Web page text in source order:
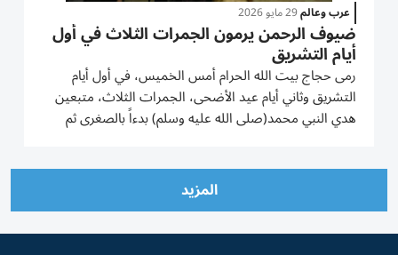
عرب وعالم29 مايو 2026
ضيوف الرحمن يرمون الجمرات الثلاث في أول
أيام التشريق
رمى حجاج بيت الله الحرام أمس الخميس، في أول أيام
التشريق وثاني أيام عيد الأضحى، الجمرات الثلاث، متبعين
هدي النبي محمد(صلى الله عليه وسلم) بدءاً بالصغرى ثم
المزيد